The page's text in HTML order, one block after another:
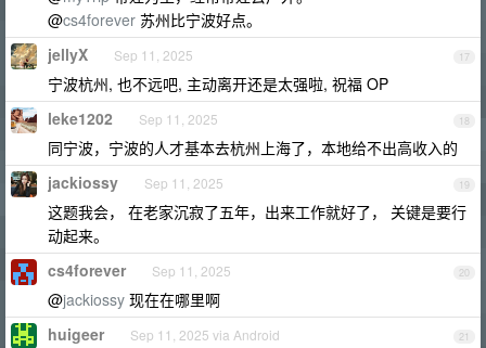
@cs4forever 苏州比宁波好点。
17
jellyX Sep 11, 2025
宁波杭州, 也不远吧, 主动离开还是太强啦, 祝福 OP
18
leke1202 Sep 11, 2025
同宁波，宁波的人才基本去杭州上海了，本地给不出高收入的
19
jackiossy Sep 11, 2025
这题我会， 在老家沉寂了五年，出来工作就好了， 关键是要行
动起来。
20
cs4forever Sep 11, 2025
@jackiossy 现在在哪里啊
21
huigeer Sep 11, 2025 via Android